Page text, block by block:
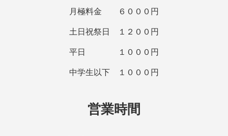
月極料金 ６０００円
土日祝祭日 １２００円
平日 １０００円
中学生以下 １０００円
営業時間